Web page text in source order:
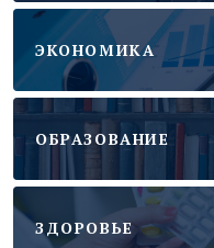
ЭКОНОМИКА
ОБРАЗОВАНИЕ
ЗДОРОВЬЕ